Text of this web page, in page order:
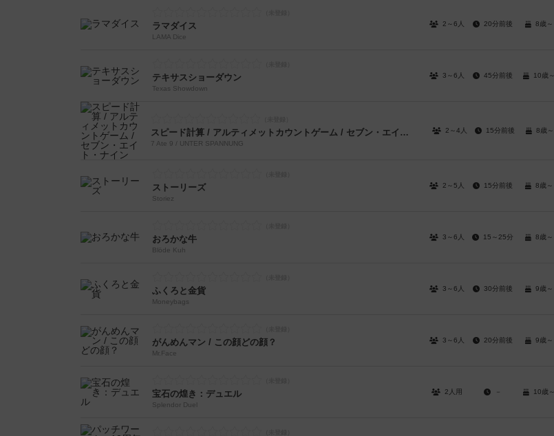
ラマダイス
LAMA Dice
2～6人 20分前後 8歳～
テキサスショーダウン
Texas Showdown
3～6人 45分前後 10歳～
スピード計算 / アルティメットカウントゲーム / セブン・エイト・ナイン
7 Ate 9 / UNTER SPANNUNG
2～4人 15分前後 8歳～
ストーリーズ
Storiez
2～5人 15分前後 8歳～
おろかな牛
Blöde Kuh
3～6人 15～25分 8歳～
ふくろと金貨
Moneybags
3～6人 30分前後 9歳～
がんめんマン / この顔どの顔？
Mr.Face
3～6人 20分前後 9歳～
宝石の煌き：デュエル
Splendor Duel
2人用 － 10歳～